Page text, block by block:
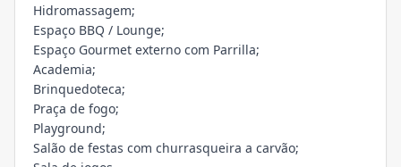
Hidromassagem;
Espaço BBQ / Lounge;
Espaço Gourmet externo com Parrilla;
Academia;
Brinquedoteca;
Praça de fogo;
Playground;
Salão de festas com churrasqueira a carvão;